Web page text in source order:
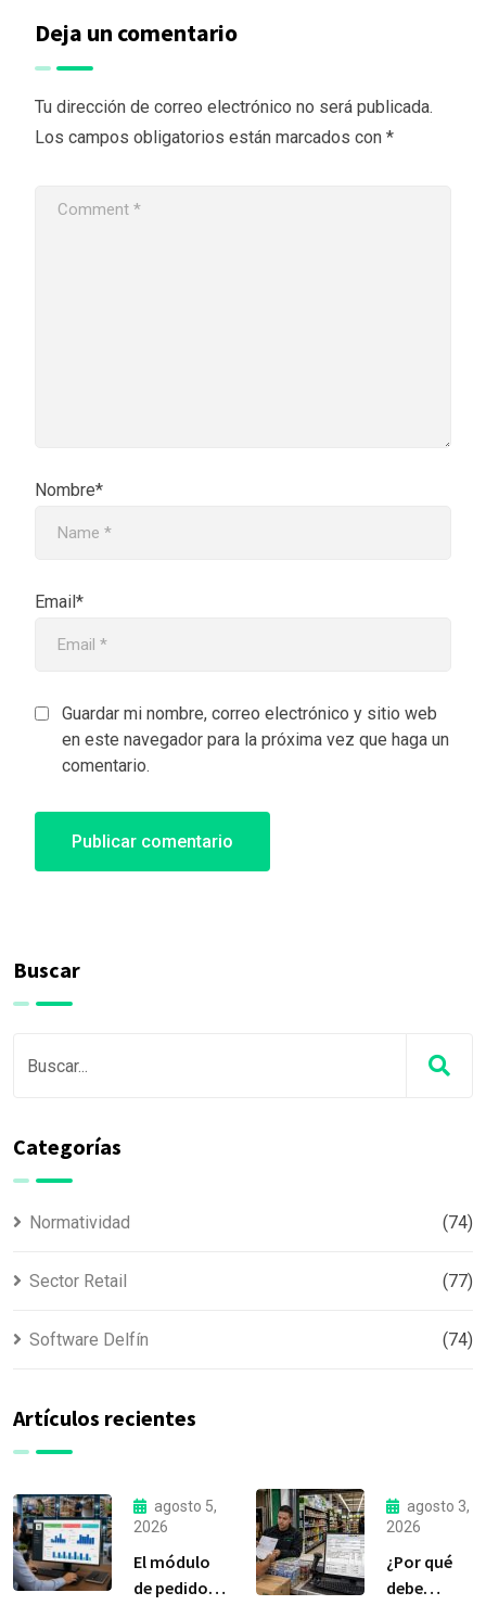
Deja un comentario
Tu dirección de correo electrónico no será publicada.
Los campos obligatorios están marcados con *
Nombre*
Email*
Guardar mi nombre, correo electrónico y sitio web
en este navegador para la próxima vez que haga un
comentario.
Buscar
Categorías
Normatividad (74)
Sector Retail (77)
Software Delfín (74)
Artículos recientes
agosto 5,
2026
El módulo
de pedidos:
agosto 3,
2026
¿Por qué
debe